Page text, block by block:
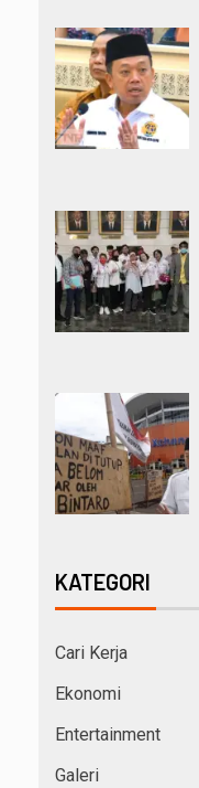
KATEGORI
Cari Kerja
Ekonomi
Entertainment
Galeri